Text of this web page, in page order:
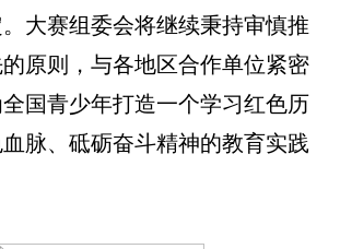
大赛组委会将继续秉持审慎推
原则，与各地区合作单位紧密
国青少年打造一个学习红色历
脉、砥砺奋斗精神的教育实践